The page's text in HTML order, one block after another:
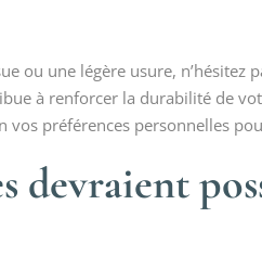
ou une légère usure, n’hésitez
à renforcer la durabilité de
vos préférences personnelles
devraient